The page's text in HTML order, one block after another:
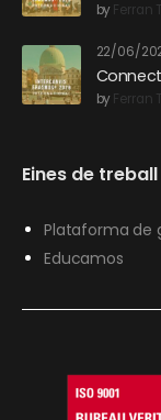
byFerran
22/06/
byFerran
Eines de treball
Plataforma de
Educamos